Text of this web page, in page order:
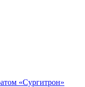
«Сургитрон»‎